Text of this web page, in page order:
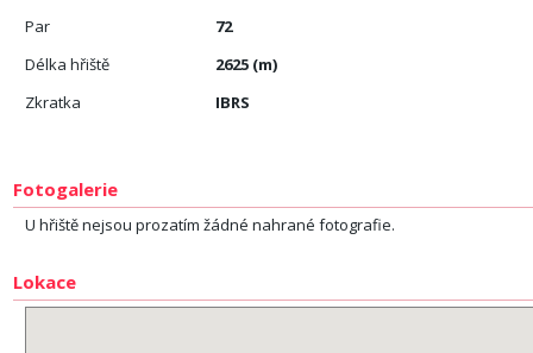
Par
72
Délka hřiště
2625 (m)
Zkratka
IBRS
Fotogalerie
U hřiště nejsou prozatím žádné nahrané fotografie.
Lokace